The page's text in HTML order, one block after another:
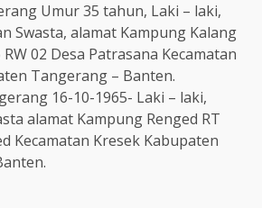
Umur 35 tahun, Laki – laki,
Swasta, alamat Kampung Kalang
02 Desa Patrasana Kecamatan
Tangerang – Banten.
16-10-1965- Laki – laki,
alamat Kampung Renged RT
Kecamatan Kresek Kabupaten